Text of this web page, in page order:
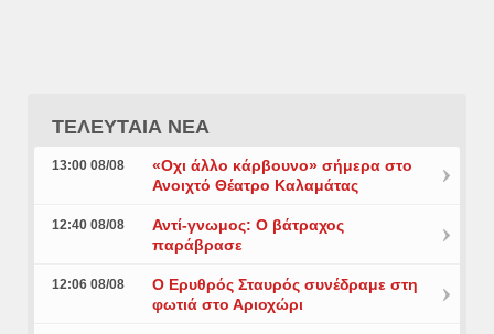
ΤΕΛΕΥΤΑΙΑ ΝΕΑ
13:00 08/08
«Οχι άλλο κάρβουνο» σήμερα στο
Ανοιχτό Θέατρο Καλαμάτας
12:40 08/08
Αντί-γνωμος: Ο βάτραχος
παράβρασε
12:06 08/08
Ο Ερυθρός Σταυρός συνέδραμε στη
φωτιά στο Αριοχώρι